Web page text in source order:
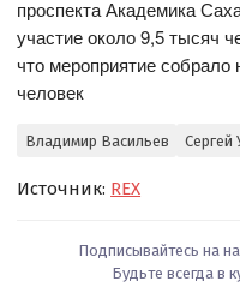
проспекта Академика
участие около 9,5 тысяч
что мероприятие собрало
человек
Владимир Васильев Сергей
Источник: REX
Подписывайтесь на
Будьте всегда в